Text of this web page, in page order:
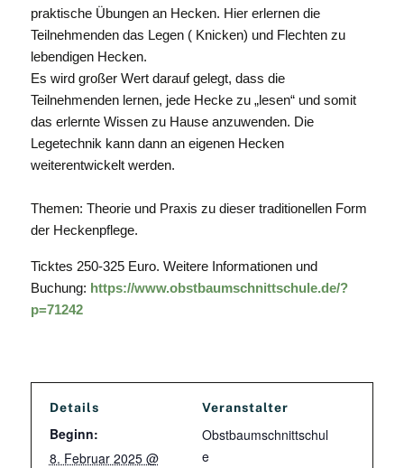
praktische Übungen an Hecken. Hier erlernen die
Teilnehmenden das Legen ( Knicken) und Flechten zu
lebendigen Hecken.
Es wird großer Wert darauf gelegt, dass die
Teilnehmenden lernen, jede Hecke zu „lesen“ und somit
das erlernte Wissen zu Hause anzuwenden. Die
Legetechnik kann dann an eigenen Hecken
weiterentwickelt werden.
Themen: Theorie und Praxis zu dieser traditionellen Form
der Heckenpflege.
Ticktes 250-325 Euro. Weitere Informationen und
Buchung: https://www.obstbaumschnittschule.de/?
p=71242
Details
Beginn:
8. Februar 2025 @
Veranstalter
Obstbaumschnittschul
e